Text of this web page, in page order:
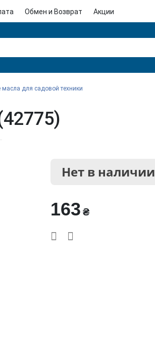
Обмен и Возврат Акции
масла для садовой техники
Нет в наличии
163₴